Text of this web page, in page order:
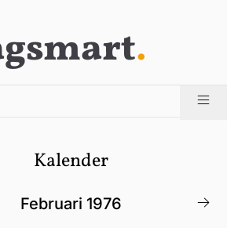
.
Kalender
februari 1976